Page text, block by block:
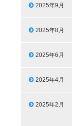
2025年9月
2025年8月
2025年6月
2025年4月
2025年2月